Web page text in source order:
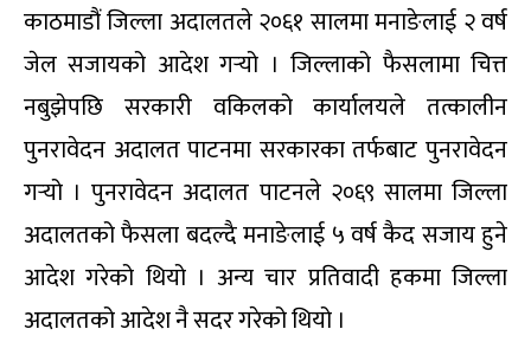
काठमाडौं जिल्ला अदालतले २०६१ सालमा मनाङेलाई २ वर्ष
जेल सजायको आदेश गर्‍यो । जिल्लाको फैसलामा चित्त
नबुझेपछि सरकारी वकिलको कार्यालयले तत्कालीन
पुनरावेदन अदालत पाटनमा सरकारका तर्फबाट पुनरावेदन
गर्‍यो । पुनरावेदन अदालत पाटनले २०६९ सालमा जिल्ला
अदालतको फैसला बदल्दै मनाङेलाई ५ वर्ष कैद सजाय हुने
आदेश गरेको थियो । अन्य चार प्रतिवादी हकमा जिल्ला
अदालतको आदेश नै सदर गरेको थियो ।